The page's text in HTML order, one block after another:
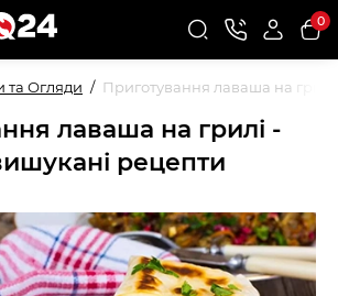
0
та Огляди Приготування лаваша на
лаваша на грилі -
рецепти